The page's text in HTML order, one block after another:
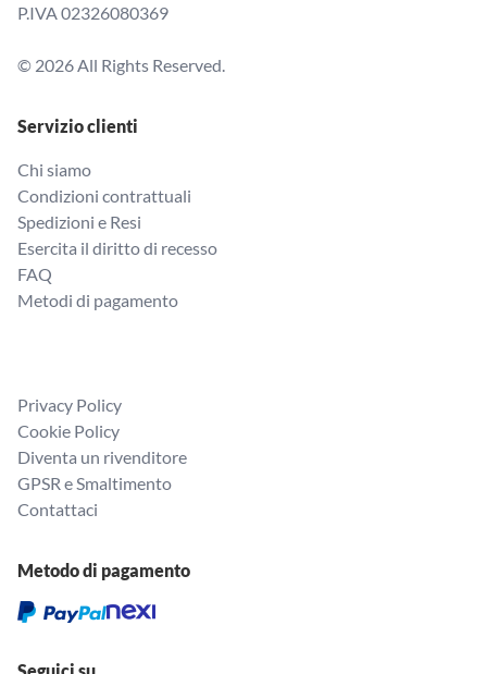
P.IVA 02326080369
© 2026 All Rights Reserved.
Servizio clienti
Chi siamo
Condizioni contrattuali
Spedizioni e Resi
Esercita il diritto di recesso
FAQ
Metodi di pagamento
Privacy Policy
Cookie Policy
Diventa un rivenditore
GPSR e Smaltimento
Contattaci
Metodo di pagamento
Seguici su